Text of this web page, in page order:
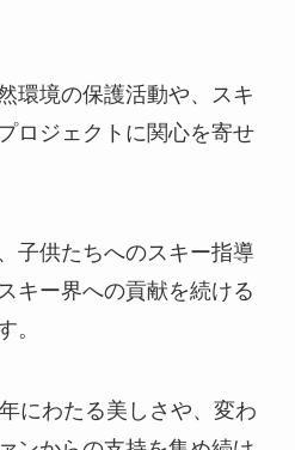
環境の保護活動や、スキ
ロジェクトに関心を寄せ
子供たちへのスキー指導
キー界への貢献を続ける
。
にわたる美しさや、変わ